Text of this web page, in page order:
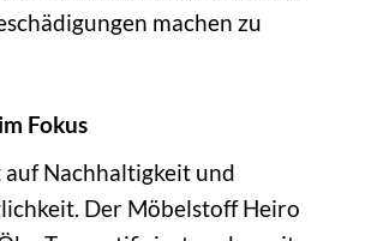
machen zu
Fokus
Nachhaltigkeit und
Der Möbelstoff Heiro